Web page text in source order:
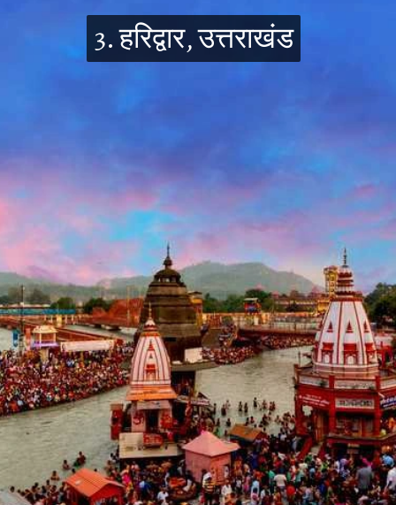
3. हरिद्वार, उत्तराखंड
3. हरिद्वार, उत्तराखंड